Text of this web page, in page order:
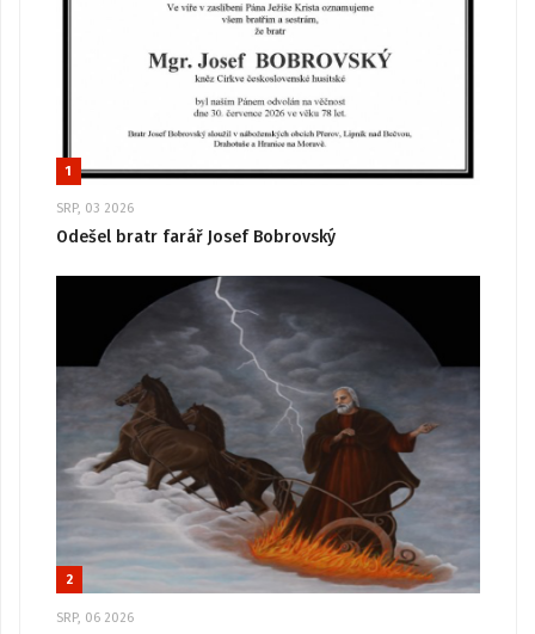
1
SRP, 03 2026
Odešel bratr farář Josef Bobrovský
2
SRP, 06 2026